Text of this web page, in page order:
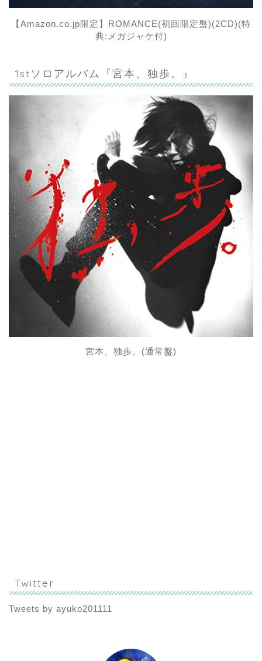
【Amazon.co.jp限定】ROMANCE(初回限定盤)(2CD)(特
典:メガジャケ付)
1stソロアルバム『宮本、独歩。』
宮本、独歩。(通常盤)
Twitter
Tweets by ayuko201111